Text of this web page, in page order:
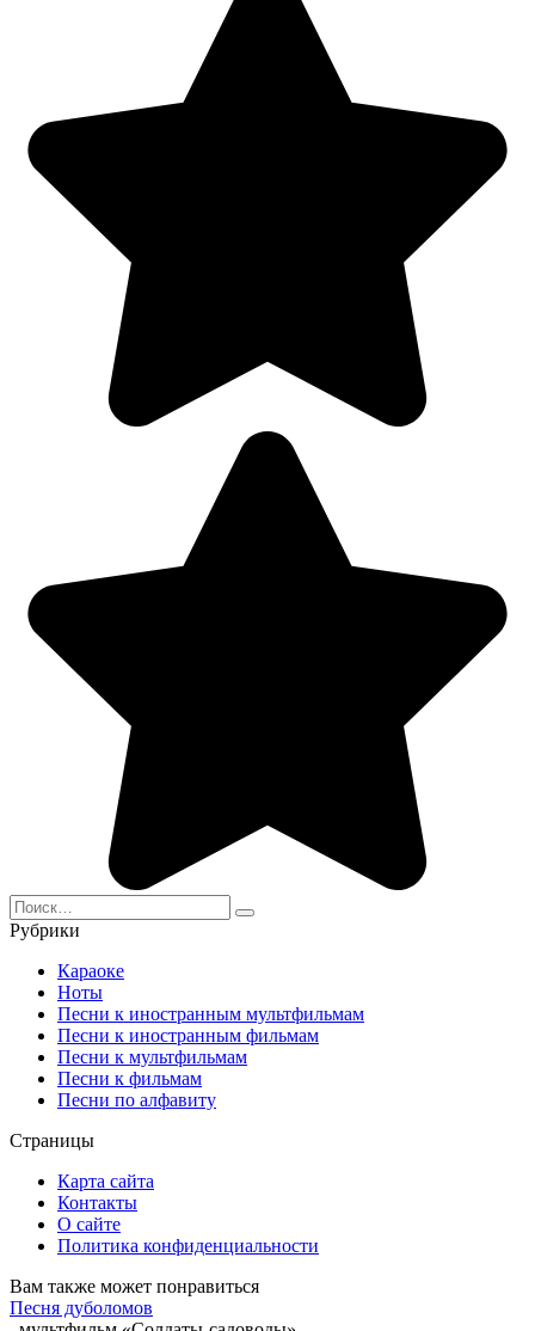
Search
for:
Рубрики
Караоке
Ноты
Песни к иностранным мультфильмам
Песни к иностранным фильмам
Песни к мультфильмам
Песни к фильмам
Песни по алфавиту
Страницы
Карта сайта
Контакты
О сайте
Политика конфиденциальности
Вам также может понравиться
Песня дуболомов